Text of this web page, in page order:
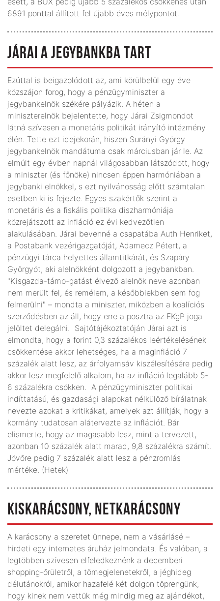
6891 ponttal állított fel újabb éves mélypontot.
JÁRAI A JEGYBANKBA TART
Ezúttal is beigazolódott az, ami körülbelül egy éve
közszájon forog, hogy a pénzügyminiszter a
jegybankelnök székére pályázik. A héten a
miniszterelnök bejelentette, hogy Járai Zsigmondot
látná szívesen a monetáris politikát irányító intézmény
élén. Tette ezt idejekorán, hiszen Surányi György
jegybankelnök mandátuma csak márciusban jár le. Az
elmúlt egy évben napnál világosabban látszódott, hogy
a miniszter (és főnöke) nincsen éppen harmóniában a
jegybanki elnökkel, s ezt nyilvánosság előtt számtalan
esetben ki is fejezte. Egyes szakértők szerint a
monetáris és a fiskális politika diszharmóniája
közrejátszott az infláció ez évi kedvezőtlen
alakulásában. Járai bevenné a csapatába Auth Henriket,
a Postabank vezérigazgatóját, Adamecz Pétert, a
pénzügyi tárca helyettes államtitkárát, és Szapáry
Györgyöt, aki alelnökként dolgozott a jegybankban.
"Kisgazda-támo-gatást élvező alelnök neve azonban
nem merült fel, és remélem, a későbbiekben sem fog
felmerülni" – mondta a miniszter, miközben a koalíciós
szerződésben az áll, hogy erre a posztra az FKgP joga
jelöltet delegálni. Sajtótájékoztatóján Járai azt is
elmondta, hogy a forint 0,3 százalékos leértékelésének
csökkentése akkor lehetséges, ha a maginfláció 7
százalék alatt lesz, az árfolyamsáv kiszélesítésére pedig
akkor lesz megfelelő alkalom, ha az infláció legalább 5-
6 százalékra csökken. A pénzügyminiszter politikai
indíttatású, és gazdasági alapokat nélkülöző bírálatnak
nevezte azokat a kritikákat, amelyek azt állítják, hogy a
kormány tudatosan alátervezte az inflációt. Bár
elismerte, hogy az magasabb lesz, mint a tervezett,
azonban 10 százalék alatt marad, 9,8 százalékra számít.
Jövőre pedig 7 százalék alatt lesz a pénzromlás
mértéke. (Hetek)
KISKARÁCSONY, NETKARÁCSONY
A karácsony a szeretet ünnepe, nem a vásárlásé –
hirdeti egy internetes áruház jelmondata. És valóban, a
legtöbben szívesen elfeledkeznénk a decemberi
shopping-őrületről, a tömegjelenetekről, a jéghideg
délutánokról, amikor hazafelé két dolgon töprengünk,
hogy kinek nem vettük még mindig meg az ajándékot,